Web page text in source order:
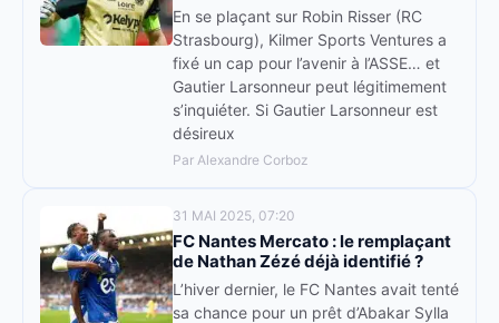
En se plaçant sur Robin Risser (RC
Strasbourg), Kilmer Sports Ventures a
fixé un cap pour l’avenir à l’ASSE… et
Gautier Larsonneur peut légitimement
s’inquiéter. Si Gautier Larsonneur est
désireux
Par Alexandre Corboz
31 MAI 2025, 07:20
FC Nantes Mercato : le remplaçant
de Nathan Zézé déjà identifié ?
L’hiver dernier, le FC Nantes avait tenté
sa chance pour un prêt d’Abakar Sylla